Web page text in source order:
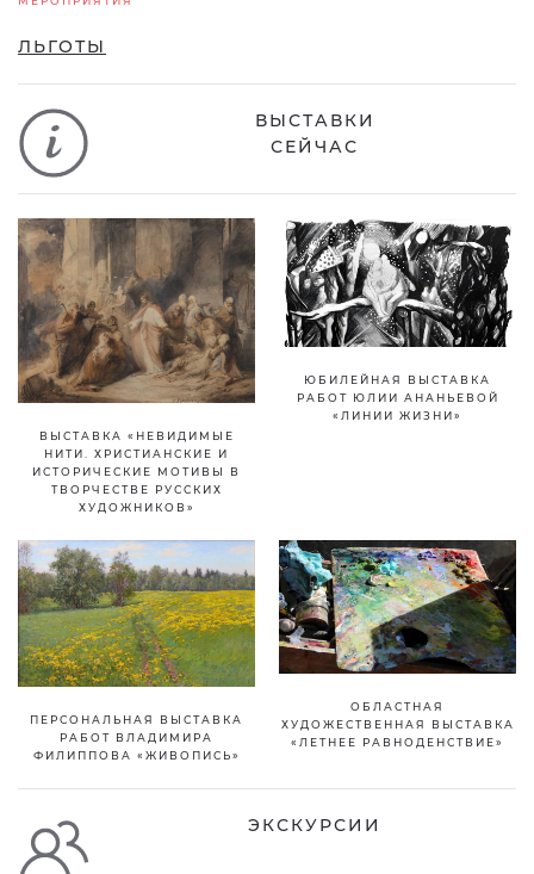
ЛЬГОТЫ
ВЫСТАВКИ
СЕЙЧАС
ВЫСТАВКА «НЕВИДИМЫЕ
НИТИ. ХРИСТИАНСКИЕ И
ИСТОРИЧЕСКИЕ МОТИВЫ В
ТВОРЧЕСТВЕ РУССКИХ
ХУДОЖНИКОВ»
ЮБИЛЕЙНАЯ ВЫСТАВКА
РАБОТ ЮЛИИ АНАНЬЕВОЙ
«ЛИНИИ ЖИЗНИ»
ПЕРСОНАЛЬНАЯ ВЫСТАВКА
РАБОТ ВЛАДИМИРА
ФИЛИППОВА «ЖИВОПИСЬ»
ОБЛАСТНАЯ
ХУДОЖЕСТВЕННАЯ ВЫСТАВКА
«ЛЕТНЕЕ РАВНОДЕНСТВИЕ»
ЭКСКУРСИИ